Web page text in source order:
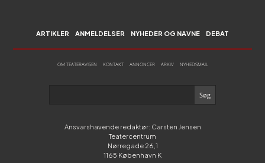
ARTIKLER ANMELDELSER NYHEDER OG NAVNE DEBAT
OM TEATERAVISEN KONTAKT ANNONCER ARKIV NYHEDSMAIL
Ansvarshavende redaktør: Carsten Jensen
Teatercentrum
Nørregade 26,1
1165 København K